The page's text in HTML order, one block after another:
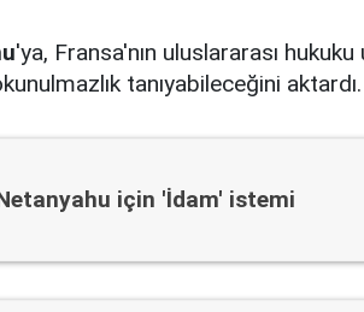
'ya, Fransa'nın uluslararası
tanıyabileceğini aktardı.
için 'İdam' istemi